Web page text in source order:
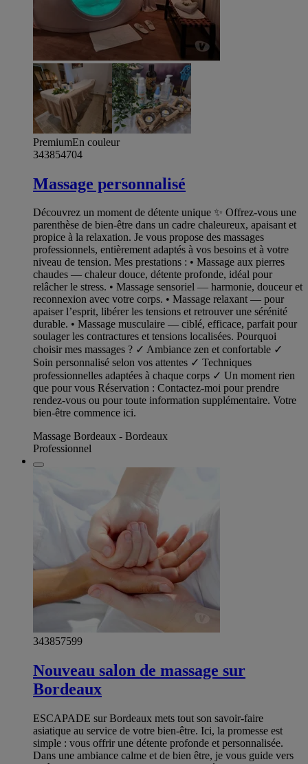
PremiumEn couleur
343854704
Massage personnalisé
Découvrez un moment de détente unique ✨ Offrez-vous une
parenthèse de bien-être dans un cadre chaleureux, apaisant et
propice à la relaxation. Je vous propose des massages
professionnels, entièrement adaptés à vos besoins et à votre
niveau de tension. Mes prestations : • Massage aux pierres
chaudes — chaleur douce, détente profonde, idéal pour
relâcher le stress. • Massage sensoriel — harmonie, douceur et
reconnexion avec votre corps. • Massage relaxant — pour
apaiser l’esprit, libérer les tensions et retrouver une sérénité
durable. • Massage musculaire — ciblé, efficace, parfait pour
soulager les contractures et tensions localisées. Pourquoi
choisir mes massages ? ✓ Ambiance zen et confortable ✓
Soin personnalisé selon vos attentes ✓ Techniques
professionnelles adaptées à chaque corps ✓ Un moment rien
que pour vous Réservation : Contactez-moi pour prendre
rendez-vous ou pour toute information supplémentaire. Votre
bien-être commence ici.
Massage Bordeaux - Bordeaux
Professionnel
343857599
Nouveau salon de massage sur
Bordeaux
ESCAPADE sur Bordeaux mets tout son savoir-faire
asiatique au service de votre bien-être. Ici, la promesse est
simple : vous offrir une détente profonde et personnalisée.
Dans une ambiance calme et de bien être, je vous guide vers